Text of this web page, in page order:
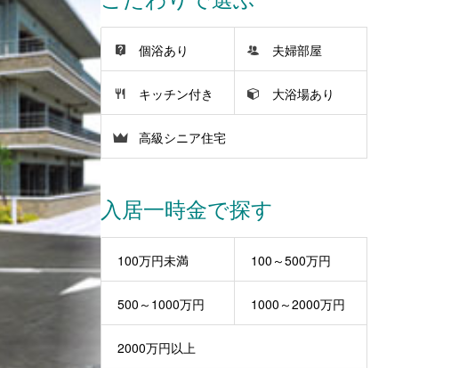
個浴あり 夫婦部屋
キッチン付き 大浴場あり
高級シニア住宅
入居一時金で探す
100万円未満 100～500万円
500～1000万円 1000～2000万円
2000万円以上